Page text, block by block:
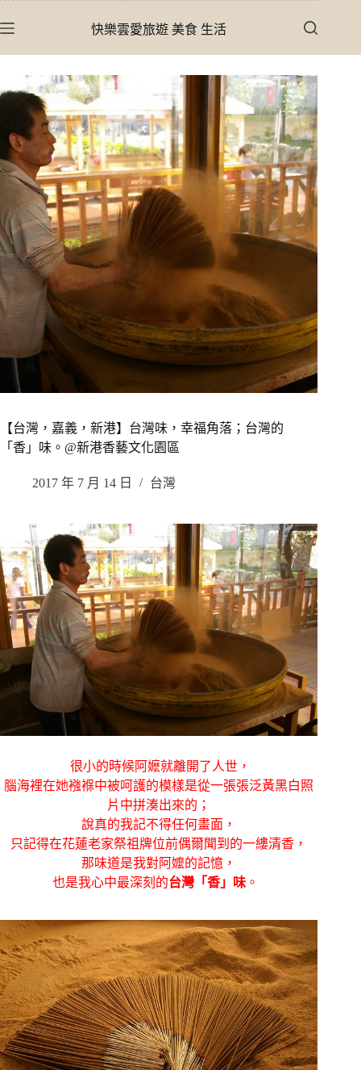
至
內
快樂雲愛旅遊 美食 生活
【台灣，嘉義，新港】台灣味，幸福角落；台灣的
「香」味。@新港香藝文化園區
2017 年 7 月 14 日 台灣
很小的時候阿嬷就離開了人世，
腦海裡在她襁褓中被呵護的模樣是從一張張泛黃黑白照
片中拼湊出來的；
說真的我記不得任何畫面，
只記得在花蓮老家祭祖牌位前偶爾聞到的一縷清香，
那味道是我對阿嬤的記憶，
也是我心中最深刻的台灣「香」味 。